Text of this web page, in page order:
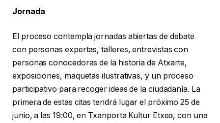
Jornada
El proceso contempla jornadas abiertas de debate
con personas expertas, talleres, entrevistas con
personas conocedoras de la historia de Atxarte,
exposiciones, maquetas ilustrativas, y un proceso
participativo para recoger ideas de la ciudadanía. La
primera de estas citas tendrá lugar el próximo 25 de
junio, a las 19:00, en Txanporta Kultur Etxea, con una